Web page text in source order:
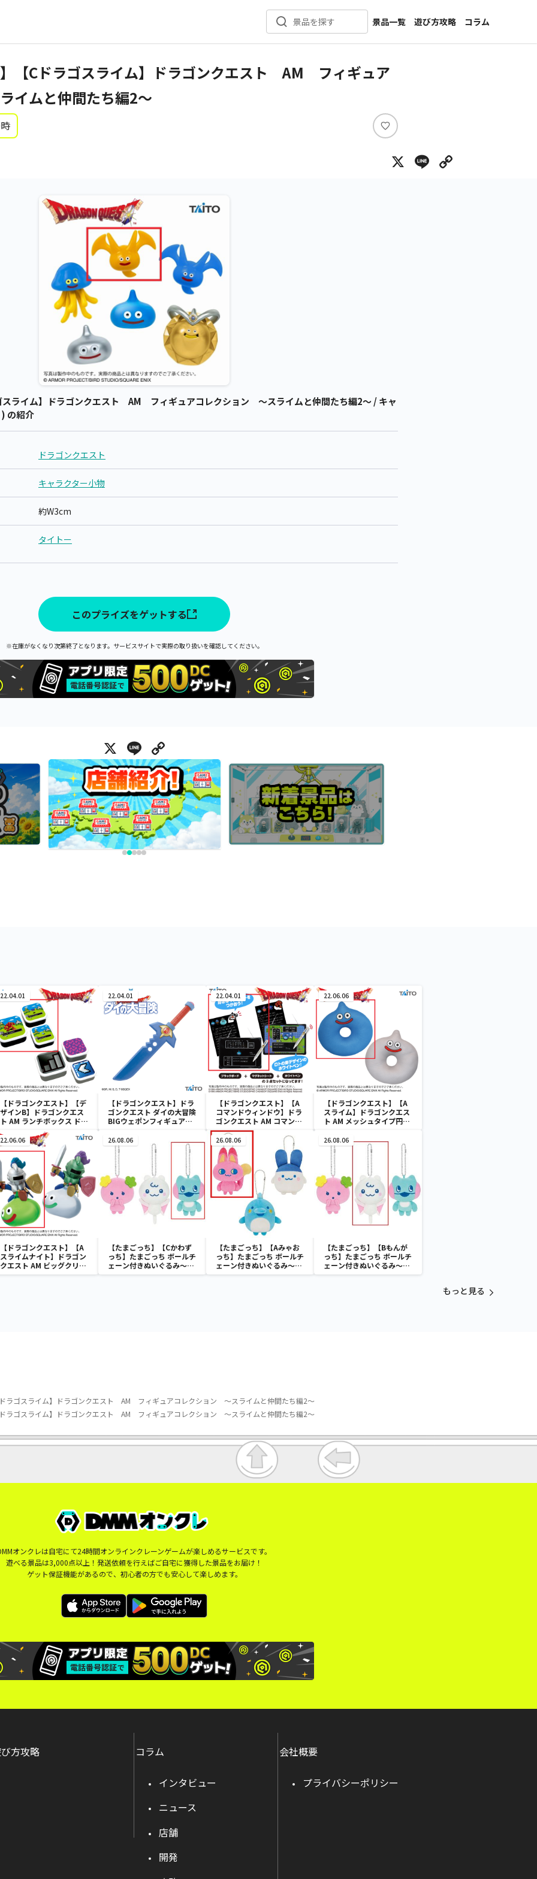
景品を探す
景品一覧
新着景品
遊び方攻略
コラム
インタビュー
【Cドラゴスライム】ドラゴンクエスト AM フィギュア
イムと仲間たち編2～
い
ね
X Line
スライム】ドラゴンクエスト AM フィギュアコレクション ～スライムと仲間たち編2～ / キャ
の紹介
ドラゴンクエスト
キャラクター小物
約W3cm
タイトー
このプライズをゲットする
※在庫がなくなり次第終了となります。サービスサイトで実際の取り扱いを確認してください。
X Line
22.04.01
【ドラゴンクエスト】【デ
ザインB】ドラゴンクエス
ト AM ランチボックス ドッ
22.04.01
【ドラゴンクエスト】ドラ
ゴンクエスト ダイの大冒険
BIGウェポンフィギュアコ
イフ～
22.04.01
【ドラゴンクエスト】【A
コマンドウィンドウ】ドラ
ゴンクエスト AM コマンド
ウィンドウ ブラックボード
22.06.06
【ドラゴンクエスト】【A
スライム】ドラゴンクエス
ト AM メッシュタイプ円座
ルスライム
22.06.06
【ドラゴンクエスト】【A
スライムナイト】ドラゴン
クエスト AM ビッグクリア
フィギュア スライムナイト
26.08.06
【たまごっち】【Cかわず
っち】たまごっち ボールチ
ェーン付きぬいぐるみ～
Tamagotchi Paradise～
26.08.06
【たまごっち】【Aみゃお
っち】たまごっち ボールチ
ェーン付きぬいぐるみ～
Tamagotchi Paradise～
26.08.06
【たまごっち】【Bもんが
っち】たまごっち ボールチ
ェーン付きぬいぐるみ～
Tamagotchi Paradise～
もっと見る
ラゴスライム】ドラゴンクエスト AM フィギュアコレクション ～スライムと仲間たち編2～
ラゴスライム】ドラゴンクエスト AM フィギュアコレクション ～スライムと仲間たち編2～
オンクレは自宅にて24時間オンラインクレーンゲームが楽しめるサービスです。
遊べる景品は3,000点以上！発送依頼を行えばご自宅に獲得した景品をお届け！
ゲット保証機能があるので、初心者の方でも安心して楽しめます。
方攻略 コラム
インタビュー
ニュース
店舗
開発
会社概要
プライバシーポリシー